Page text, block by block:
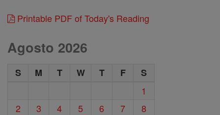
Printable PDF of Today's Reading
Agosto 2026
S M T W T F
S
1
2
3 4 5 6 7
8